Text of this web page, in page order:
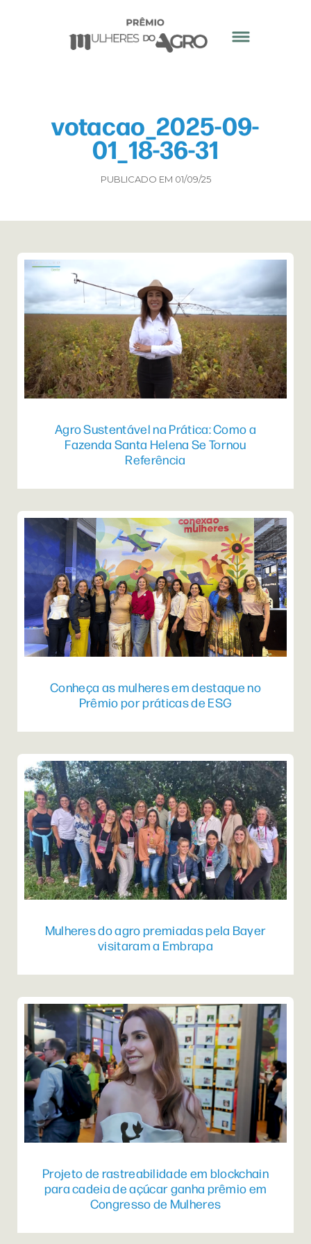
votacao_2025-09-
01_18-36-31
PUBLICADO EM 01/09/25
Agro Sustentável na Prática: Como a
Fazenda Santa Helena Se Tornou
Referência
Conheça as mulheres em destaque no
Prêmio por práticas de ESG
Mulheres do agro premiadas pela Bayer
visitaram a Embrapa
Projeto de rastreabilidade em blockchain
para cadeia de açúcar ganha prêmio em
Congresso de Mulheres